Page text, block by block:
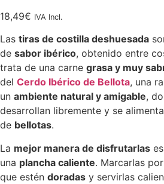
18,49€ IVA Incl.
Las tiras de costilla deshuesada
de sabor ibérico, obtenido entre
trata de una carne grasa y muy
del Cerdo Ibérico de Bellota, una
un ambiente natural y amigable,
desarrollan libremente y se
de bellotas.
La mejor manera de disfrutarlas es
una plancha caliente. Marcarlas
que estén doradas y servirlas